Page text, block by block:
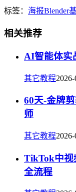
标签： 海报Blender
相关推荐
AI智能体实
其它教程
60天-金牌
师
其它教程2026-
TikTok中视
全流程